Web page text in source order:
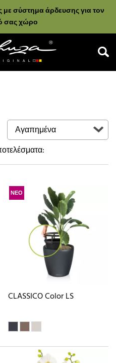
με σύστημα άρδευσης για τον
σας χώρο
ΝΕΟ
CLASSICO Color LS